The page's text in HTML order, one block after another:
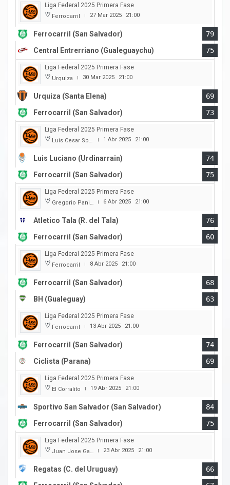
Liga Federal 2025 Primera Fase
Ferrocarril | 27 Mar 2025 21:00
Ferrocarril (San Salvador)
79
Central Entrerriano (Gualeguaychu)
75
Liga Federal 2025 Primera Fase
Urquiza | 30 Mar 2025 21:00
Urquiza (Santa Elena)
69
Ferrocarril (San Salvador)
73
Liga Federal 2025 Primera Fase
Luis Cesar Spiazzi | 1 Abr 2025 21:00
Luis Luciano (Urdinarrain)
74
Ferrocarril (San Salvador)
75
Liga Federal 2025 Primera Fase
Gregorio Panizza | 6 Abr 2025 21:00
Atletico Tala (R. del Tala)
76
Ferrocarril (San Salvador)
60
Liga Federal 2025 Primera Fase
Ferrocarril | 8 Abr 2025 21:00
Ferrocarril (San Salvador)
68
BH (Gualeguay)
63
Liga Federal 2025 Primera Fase
Ferrocarril | 13 Abr 2025 21:00
Ferrocarril (San Salvador)
74
Ciclista (Parana)
69
Liga Federal 2025 Primera Fase
El Corralito | 19 Abr 2025 21:00
Sportivo San Salvador (San Salvador)
84
Ferrocarril (San Salvador)
75
Liga Federal 2025 Primera Fase
Juan Jose Garro | 23 Abr 2025 21:00
Regatas (C. del Uruguay)
66